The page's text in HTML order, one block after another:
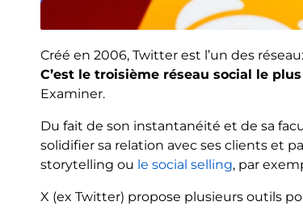
Créé en 2006, Twitter est l’un des
C’est le troisième réseau social le
Examiner.
Du fait de son instantanéité et de sa
solidifier sa relation avec ses clients et
storytelling ou le social selling, par
X (ex Twitter) propose plusieurs outils